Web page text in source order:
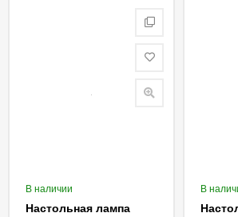
В наличии
Настольная лампа
В